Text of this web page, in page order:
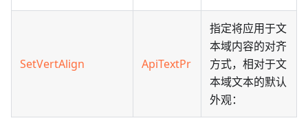
SetVertAlign ApiTextPr
指定将应用于文
本域内容的对齐
方式，相对于文
本域文本的默认
外观：